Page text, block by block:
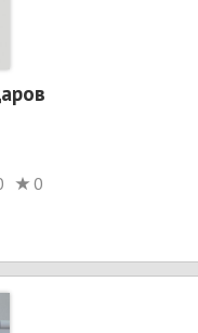
0